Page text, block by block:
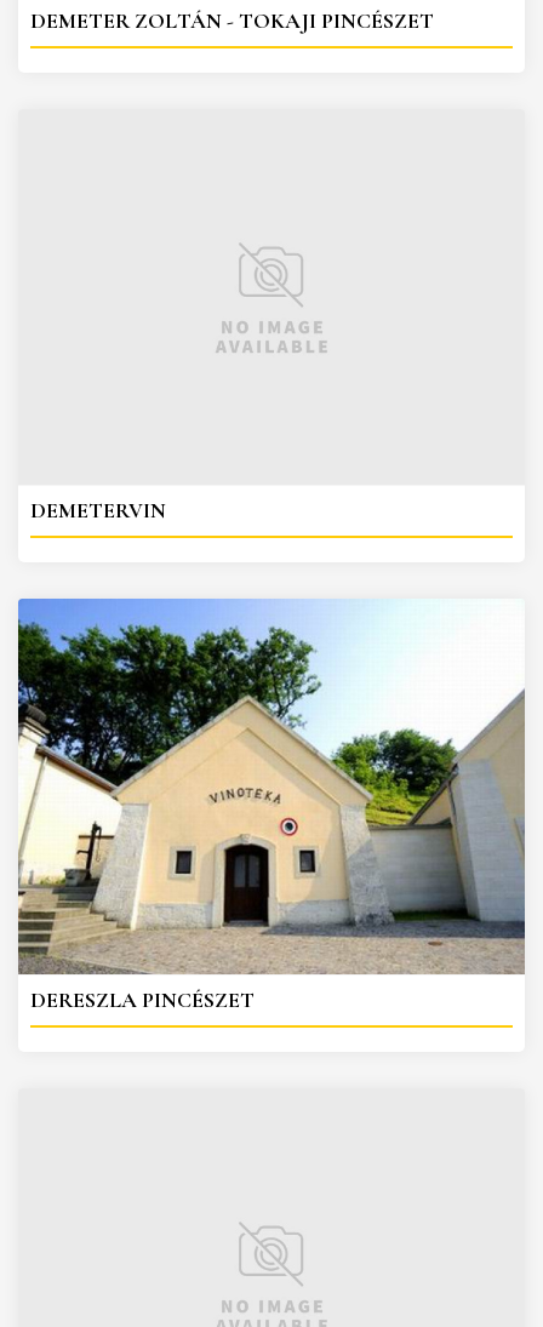
DEMETER ZOLTÁN - TOKAJI PINCÉSZET
DEMETERVIN
DERESZLA PINCÉSZET